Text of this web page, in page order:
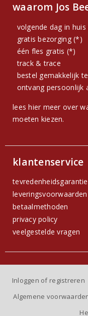
waarom Jos
volgende dag in
gratis bezorging (*)
één fles gratis (*)
track & trace
bestel gemakkelijk
ontvang persoonlijk
lees hier meer over
moeten kiezen.
klantenservice
tevredenheidsgarantie
leveringsvoorwaarden
betaalmethoden
privacy policy
veelgestelde vragen
Inloggen of registreren
Algemene